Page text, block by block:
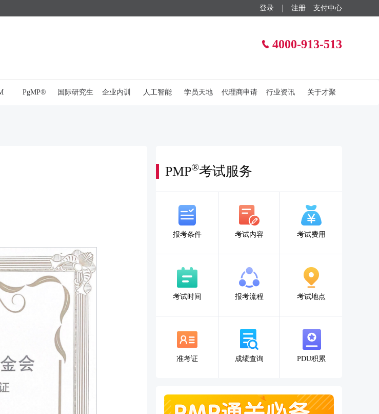
支付中心
登录 注册
4000-913-513
PgMP® 国际研究生 企业内训 人工智能 学员天地 代理商申请 行业资讯 关于才聚
PMP®考试服务
报考条件 考试内容 考试费用
考试时间 报考流程 考试地点
准考证 成绩查询 PDU积累